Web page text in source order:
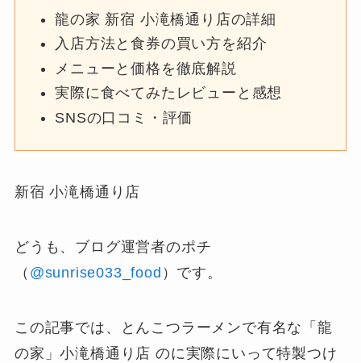
龍の家 新宿 小滝橋通り店の詳細
入店方法と食券の買い方を紹介
メニューと価格を徹底解説
実際に食べてみたレビューと感想
SNSの口コミ・評価
新宿 小滝橋通り店
どうも、ブログ運営者のポチ
（ @sunrise033_food ）です。
この記事では、とんこつラーメンで有名な「龍
の家」小滝橋通り店 のに実際にいって特製つけ